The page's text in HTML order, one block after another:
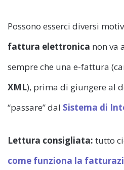
Possono esserci diversi
fattura elettronica non va
sempre che una e-fattura
XML), prima di giungere al
“passare” dal Sistema di
Lettura consigliata: tutto
come funziona la